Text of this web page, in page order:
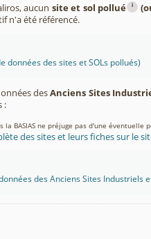
aucun site et sol pollué i
n'a été référencé.
données des sites et SOLs pollués)
desAnciens Sites
:
BASIAS ne préjuge pas d'une éventuelle
des sites et leurs fiches sur le
des Anciens Sites Industriels